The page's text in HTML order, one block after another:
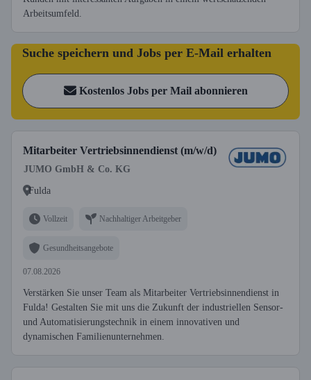
Arbeitsumfeld.
Suche speichern und Jobs per E-Mail erhalten
Kostenlos Jobs per Mail abonnieren
Mitarbeiter Vertriebsinnendienst (m/w/d)
JUMO GmbH & Co. KG
Fulda
Vollzeit Nachhaltiger Arbeitgeber
Gesundheitsangebote
07.08.2026
Verstärken Sie unser Team als Mitarbeiter Vertriebsinnendienst in
Fulda! Gestalten Sie mit uns die Zukunft der industriellen Sensor-
und Automatisierungstechnik in einem innovativen und
dynamischen Familienunternehmen.